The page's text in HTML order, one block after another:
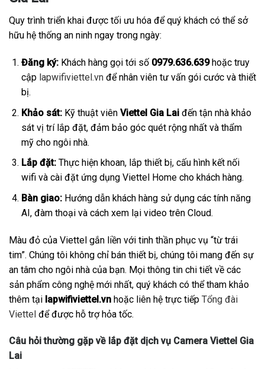
Quy trình triển khai được tối ưu hóa để quý khách có thể sở
hữu hệ thống an ninh ngay trong ngày:
Đăng ký:Khách hàng gọi tới số 0979.636.639hoặc truy
cập lapwifiviettel.vnđể nhân viên tư vấn gói cước và thiết
bị.
Khảo sát:Kỹ thuật viên Viettel Gia Laiđến tận nhà khảo
sát vị trí lắp đặt, đảm bảo góc quét rộng nhất và thẩm
mỹ cho ngôi nhà.
Lắp đặt:Thực hiện khoan, lắp thiết bị, cấu hình kết nối
wifi và cài đặt ứng dụng Viettel Home cho khách hàng.
Bàn giao:Hướng dẫn khách hàng sử dụng các tính năng
AI, đàm thoại và cách xem lại video trên Cloud.
Màu đỏ của Viettel gắn liền với tinh thần phục vụ “từ trái
tim”. Chúng tôi không chỉ bán thiết bị, chúng tôi mang đến sự
an tâm cho ngôi nhà của bạn. Mọi thông tin chi tiết về các
sản phẩm công nghệ mới nhất, quý khách có thể tham khảo
thêm tại lapwifiviettel.vn hoặc liên hệ trực tiếp Tổng đài
Viettel để được hỗ trợ hỏa tốc.
Câu hỏi thường gặp về lắp đặt dịch vụ Camera Viettel Gia
Lai